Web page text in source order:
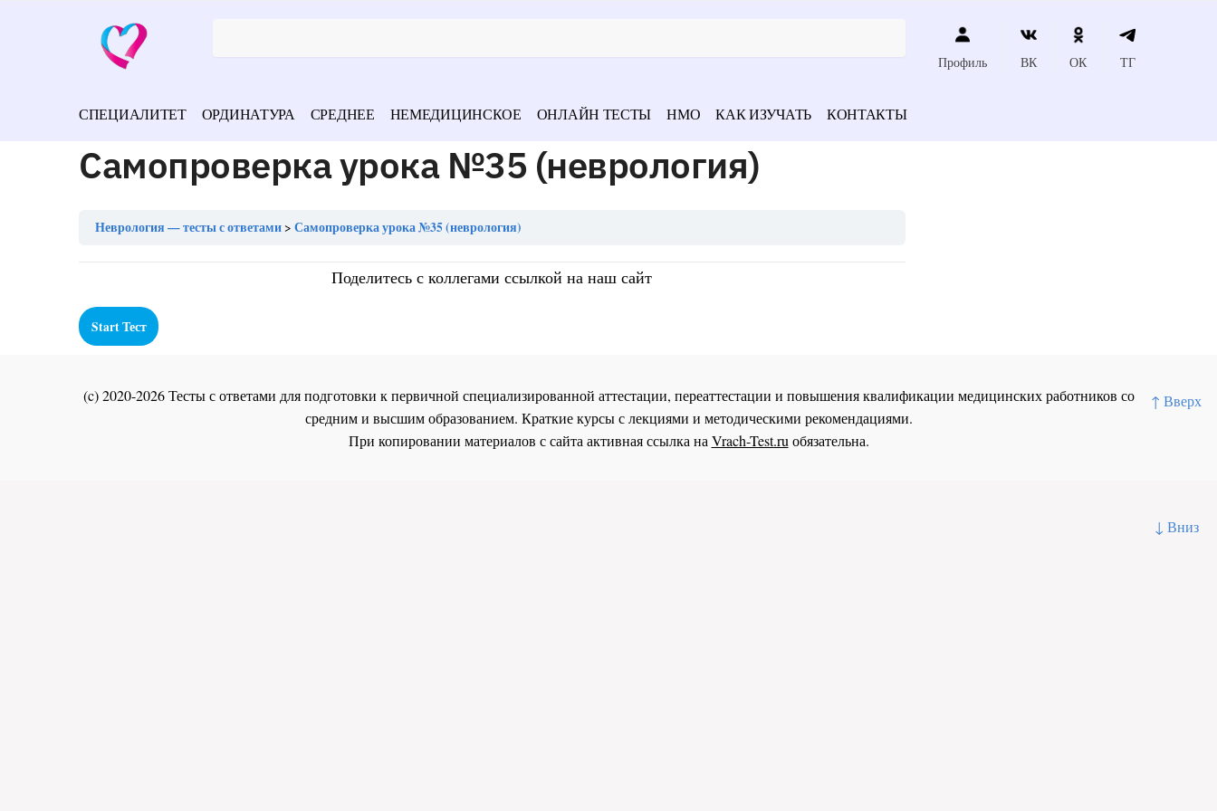
↑ Вверх
↓ Вниз
Профиль ВК ОК ТГ
СПЕЦИАЛИТЕТ ОРДИНАТУРА СРЕДНЕЕ НЕМЕДИЦИНСКОЕ ОНЛАЙН ТЕСТЫ НМО КАК ИЗУЧАТЬ КОНТАКТЫ
Самопроверка урока №35 (неврология)
Неврология — тесты с ответами Самопроверка урока №35 (неврология)
Поделитесь с коллегами ссылкой на наш сайт
(c) 2020-2026 Тесты с ответами для подготовки к первичной специализированной аттестации, переаттестации и повышения квалификации медицинских работников со
средним и высшим образованием. Краткие курсы с лекциями и методическими рекомендациями.
При копировании материалов с сайта активная ссылка на Vrach-Test.ru обязательна.